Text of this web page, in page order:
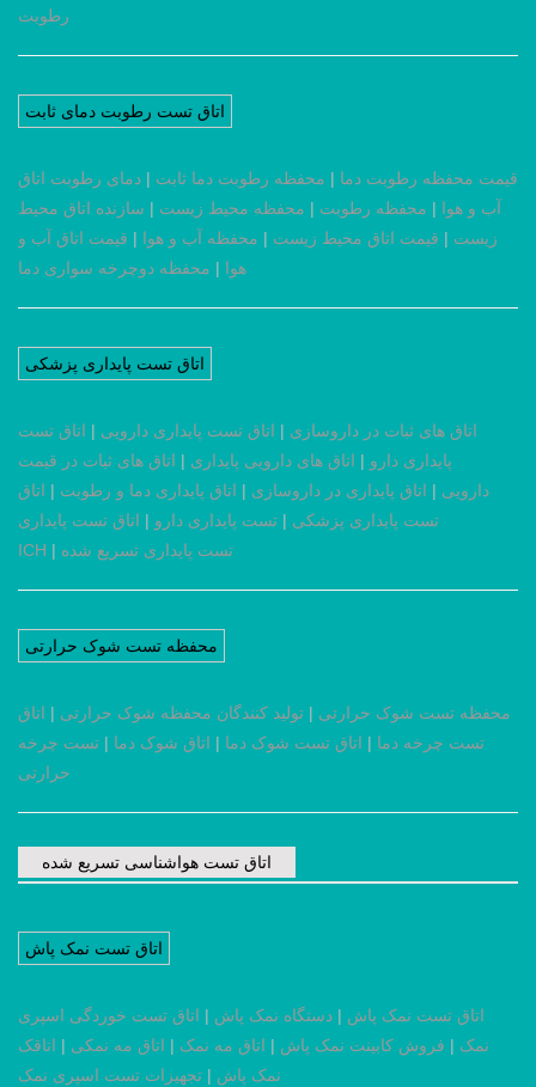
رطوبت
اتاق تست رطوبت دمای ثابت
قیمت محفظه رطوبت دما | محفظه رطوبت دما ثابت | دمای رطوبت اتاق
آب و هوا | محفظه رطوبت | محفظه محیط زیست | سازنده اتاق محیط
زیست | قیمت اتاق محیط زیست | محفظه آب و هوا | قیمت اتاق آب و
هوا | محفظه دوچرخه سواری دما
اتاق تست پایداری پزشکی
اتاق های ثبات در داروسازی | اتاق تست پایداری دارویی | اتاق تست
پایداری دارو | اتاق های دارویی پایداری | اتاق های ثبات در قیمت
دارویی | اتاق پایداری در داروسازی | اتاق پایداری دما و رطوبت | اتاق
تست پایداری پزشکی | تست پایداری دارو | اتاق تست پایداری
ICH | تست پایداری تسریع شده
محفظه تست شوک حرارتی
محفظه تست شوک حرارتی | تولید کنندگان محفظه شوک حرارتی | اتاق
تست چرخه دما | اتاق تست شوک دما | اتاق شوک دما | تست چرخه
حرارتی
اتاق تست هواشناسی تسریع شده
اتاق تست نمک پاش
اتاق تست نمک پاش | دستگاه نمک پاش | اتاق تست خوردگی اسپری
نمک | فروش کابینت نمک پاش | اتاق مه نمک | اتاق مه نمکی | اتاقک
نمک پاش | تجهیزات تست اسپری نمک